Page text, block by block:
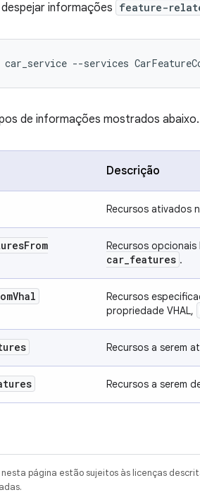
informações feature-
de informações mostrados abaixo.
Descrição
Recursos ativados
From
Recursos opcionais
car_features .
Vhal
Recursos
propriedade VHAL,
Recursos a serem
Recursos a serem
página estão sujeitos às licenças